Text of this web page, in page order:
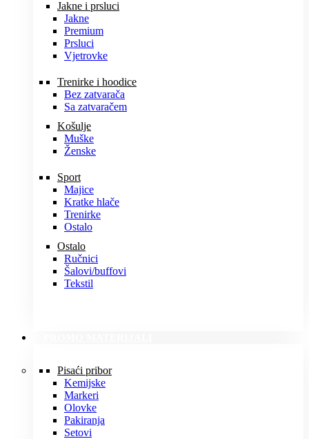
Jakne i prsluci
Jakne
Premium
Prsluci
Vjetrovke
Trenirke i hoodice
Bez zatvarača
Sa zatvaračem
Košulje
Muške
Ženske
Sport
Majice
Kratke hlače
Trenirke
Ostalo
Ostalo
Ručnici
Šalovi/buffovi
Tekstil
Pisaći pribor
Kemijske
Markeri
Olovke
Pakiranja
Setovi